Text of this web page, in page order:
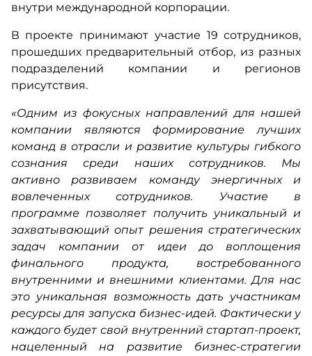
внутри международной корпорации.
В проекте принимают участие 19 сотрудников,
прошедших предварительный отбор, из разных
подразделений компании и регионов
присутствия.
«Одним из фокусных направлений для нашей
компании являются формирование лучших
команд в отрасли и развитие культуры гибкого
сознания среди наших сотрудников. Мы
активно развиваем команду энергичных и
вовлеченных сотрудников. Участие в
программе позволяет получить уникальный и
захватывающий опыт решения стратегических
задач компании от идеи до воплощения
финального продукта, востребованного
внутренними и внешними клиентами. Для нас
это уникальная возможность дать участникам
ресурсы для запуска бизнес-идей. Фактически у
каждого будет свой внутренний стартап-проект,
нацеленный на развитие бизнес-стратегии